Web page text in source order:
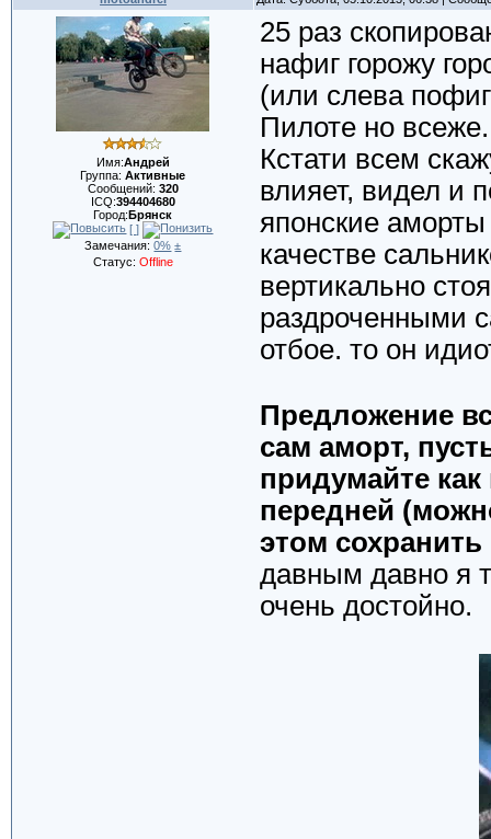
Имя:Андрей
Группа:Активные
Сообщений: 320
ICQ:394404680
Город:Брянск
[ ]
Замечания:0% ±
Статус: Offline
25 раз
нафиг горожу
(или слева
Пилоте но
Кстати всем
влияет, видел и
японские
качестве
вертикально
раздроченными
отбое. то он
Предложение
сам аморт,
придумайте
передней
этом
давным давно я
очень достойно.